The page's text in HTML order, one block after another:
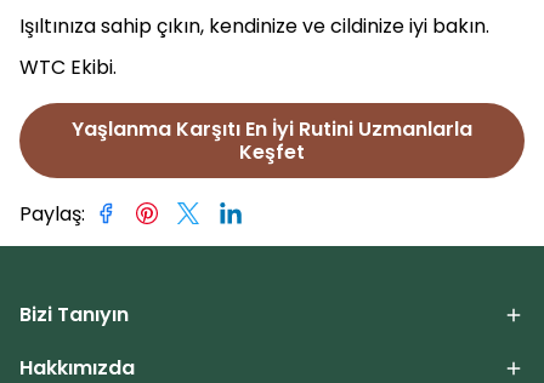
Işıltınıza sahip çıkın, kendinize ve cildinize iyi bakın.
WTC Ekibi.
Yaşlanma Karşıtı En İyi Rutini Uzmanlarla
Keşfet
Paylaş:
Bizi Tanıyın
Hakkımızda